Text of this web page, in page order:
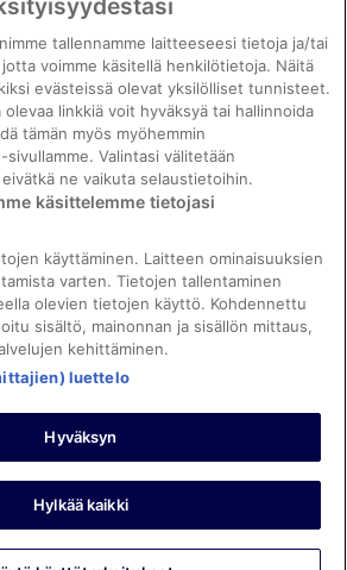
ehdot
meihin yhteyttä
tekeminen sisällöstä
tai peruuttaminen
hyvityskupongeilla
ja aikarajat
Groupin yritys. Kaikki oikeudet
ebookersin logo ovat Expedia, Inc.:n
tavaramerkkejä.
tallennamme laitteeseesi tietoja ja/tai
voimme käsitellä henkilötietoja. Näitä
evästeissä olevat yksilölliset tunnisteet.
olevaa linkkiä voit hyväksyä tai hallinnoida
tämän myös myöhemmin
Valintasi välitetään
ne vaikuta selaustietoihin.
käsittelemme tietojasi
käyttäminen. Laitteen ominaisuuksien
varten. Tietojen tallentaminen
olevien tietojen käyttö. Kohdennettu
sisältö, mainonnan ja sisällön mittaus,
kehittäminen.
luettelo
Hyväksyn
Hylkää kaikki